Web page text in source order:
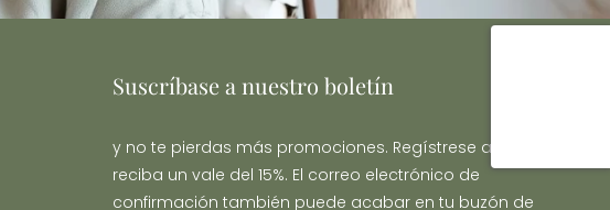
Suscríbase a nuestro boletín
y no te pierdas más promociones. Regístrese ahora y
reciba un vale del 15%. El correo electrónico de
confirmación también puede acabar en tu buzón de